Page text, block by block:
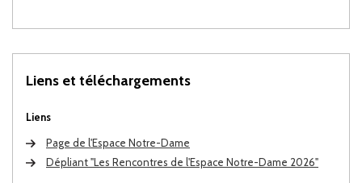
Liens et téléchargements
Liens
Page de l'Espace Notre-Dame
Dépliant "Les Rencontres de l'Espace Notre-Dame 2026"